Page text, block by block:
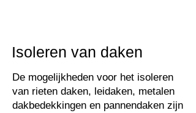
Isoleren van daken
De mogelijkheden voor het isoleren
van rieten daken, leidaken, metalen
dakbedekkingen en pannendaken zijn